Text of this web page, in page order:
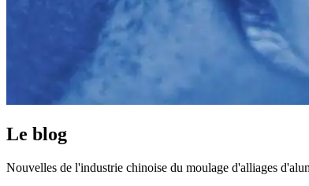
Le blog
Nouvelles de l'industrie chinoise du moulage d'alliages